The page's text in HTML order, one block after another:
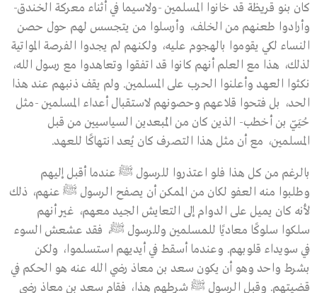
كان بنو قريظة قد خانوا المسلمين -ولاسيما في أثناء معركة الخندق-
وأرادوا طعنهم من الخلف، وأرسلوا من يتجسس لهم حول حصن
النساء لكي يقوموا بالهجوم عليه، ولكنهم لم يجدوا الفرصة المواتية
لذلك، هذا مع العلم أنهم كانوا قد اتفقوا وتعاهدوا مع رسول الله،
نكثوا العهد وأعلنوا الحرب على المسلمين. ولم يقف ذنبهم عند هذا
الحد، بل فتحوا قلاعهم وحصونهم لاستقبال أعداء المسلمين -مثل
حُيَيّ بن أخطب- الذين كان من المُبعدين السياسيين من قبل
المسلمين، مع أن مثل هذا التصرف كان يُعد انتهاكًا للعهد.
بالرغم من كل هذا فلو اعتذروا للرسول ﷺ عندما أقبل إليهم
وطلبوا منه العفو لكان من الممكن أن يصفح الرسول ﷺ عنهم، ذلك
لأنه كان يميل على الدوام إلى التعايش الجيد معهم، غير أنهم
سلكوا سلوكًا معاديًا للمسلمين وللرسول ﷺ، فقد عشعش السوء
في سويداء قلوبهم. وعندما أسقط في أيديهم استسلموا، ولكن
بشرط واحد وهو أن يكون سعد بن معاذ رضي الله عنه هو الحكم في
قضيتهم. وقبل الرسول ﷺ شرطهم هذا، فقام سعد بن معاذ رضي